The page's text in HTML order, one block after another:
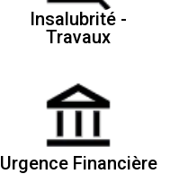
Insalubrité -
Travaux
Urgence Financière